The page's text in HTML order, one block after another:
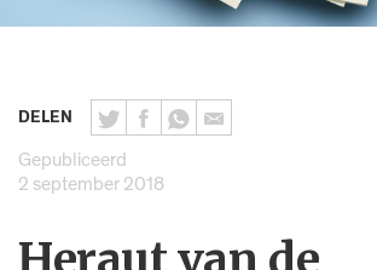
DELEN
Gepubliceerd
2 september 2018